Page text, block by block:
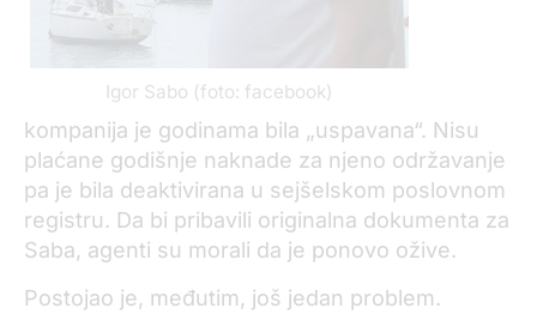
Igor Sabo (foto: facebook)
kompanija je godinama bila „uspavana“. Nisu
plaćane godišnje naknade za njeno održavanje
pa je bila deaktivirana u sejšelskom poslovnom
registru. Da bi pribavili originalna dokumenta za
Saba, agenti su morali da je ponovo ožive.
Postojao je, međutim, još jedan problem.